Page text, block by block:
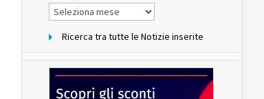
Notizie
per
Ricerca tra tutte le Notizie inserite